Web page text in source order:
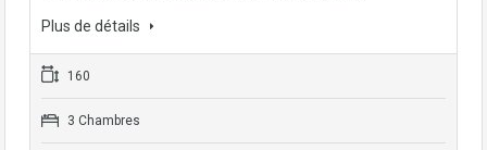
Plus de détails
160
3 Chambres